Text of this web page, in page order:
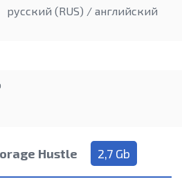
русский (RUS) / английский
Hustle 2,7 Gb